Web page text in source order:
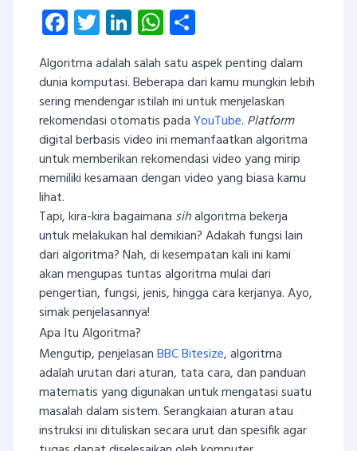
Facebook
Twitter
LinkedInWhatsApp
Algoritma adalah salah satu aspek penting dalam
dunia komputasi. Beberapa dari kamu mungkin lebih
sering mendengar istilah ini untuk menjelaskan
rekomendasi otomatis padaYouTube. Platform
digital berbasis video ini memanfaatkan algoritma
untuk memberikan rekomendasi video yang mirip
memiliki kesamaan dengan video yang biasa kamu
lihat.
Tapi, kira-kira bagaimana sihalgoritma bekerja
untuk melakukan hal demikian? Adakah fungsi lain
dari algoritma? Nah, di kesempatan kali ini kami
akan mengupas tuntas algoritma mulai dari
pengertian, fungsi, jenis, hingga cara kerjanya. Ayo,
simak penjelasannya!
Apa Itu Algoritma?
Mengutip, penjelasanBBC Bitesize, algoritma
adalah urutan dari aturan, tata cara, dan panduan
matematis yang digunakan untuk mengatasi suatu
masalah dalam sistem. Serangkaian aturan atau
instruksi ini dituliskan secara urut dan spesifik agar